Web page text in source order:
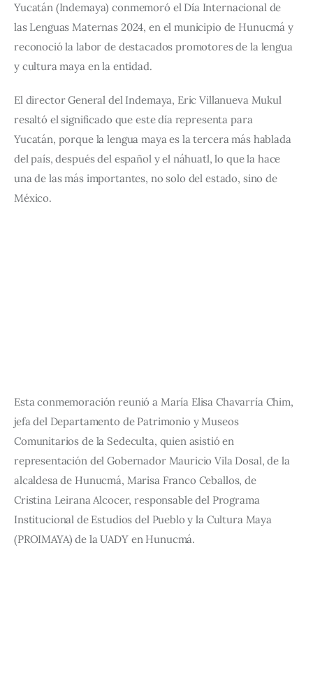
Yucatán (Indemaya) conmemoró el Día Internacional de
las Lenguas Maternas 2024, en el municipio de Hunucmá y
reconoció la labor de destacados promotores de la lengua
y cultura maya en la entidad.
El director General del Indemaya, Eric Villanueva Mukul
resaltó el significado que este día representa para
Yucatán, porque la lengua maya es la tercera más hablada
del país, después del español y el náhuatl, lo que la hace
una de las más importantes, no solo del estado, sino de
México.
Esta conmemoración reunió a María Elisa Chavarría Chim,
jefa del Departamento de Patrimonio y Museos
Comunitarios de la Sedeculta, quien asistió en
representación del Gobernador Mauricio Vila Dosal, de la
alcaldesa de Hunucmá, Marisa Franco Ceballos, de
Cristina Leirana Alcocer, responsable del Programa
Institucional de Estudios del Pueblo y la Cultura Maya
(PROIMAYA) de la UADY en Hunucmá.